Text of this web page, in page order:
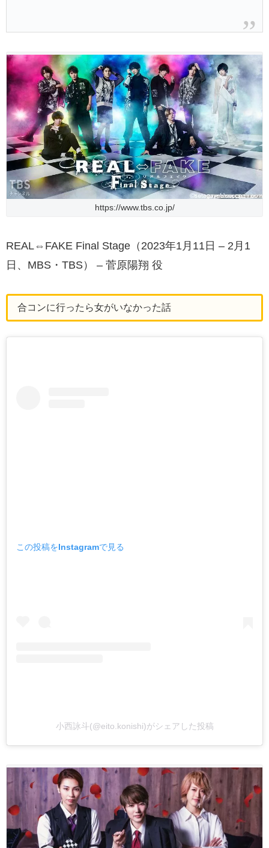
https://www.tbs.co.jp/
REAL⇔FAKE Final Stage（2023年1月11日 – 2月1
日、MBS・TBS） – 菅原陽翔 役
合コンに行ったら女がいなかった話
この投稿をInstagramで見る
小西詠斗(@eito.konishi)がシェアした投稿